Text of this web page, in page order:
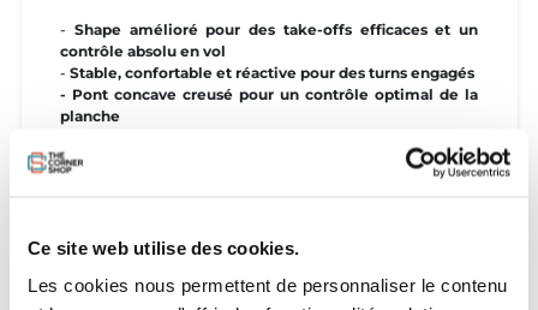
Ce site web utilise des cookies.
Les cookies nous permettent de personnaliser le contenu
- Shape amélioré pour des take-offs efficaces et un
contrôle absolu en vol
- Stable, confortable et réactive pour des turns engagés
- Pont concave creusé pour un contrôle optimal de la
planche
- Outline typé surf pour une maniabilité maximale
: Les fibres de bambou
entre les couches de fibres de verre pour constituer une
entière (pont et carène).